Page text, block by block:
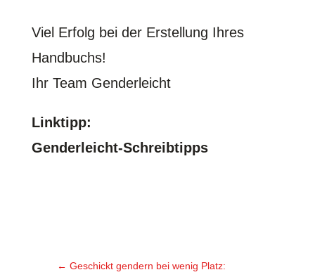
Viel Erfolg bei der Erstellung Ihres
Handbuchs!
Ihr Team Genderleicht
Linktipp:
Genderleicht-Schreibtipps
← Geschickt gendern bei wenig Platz: